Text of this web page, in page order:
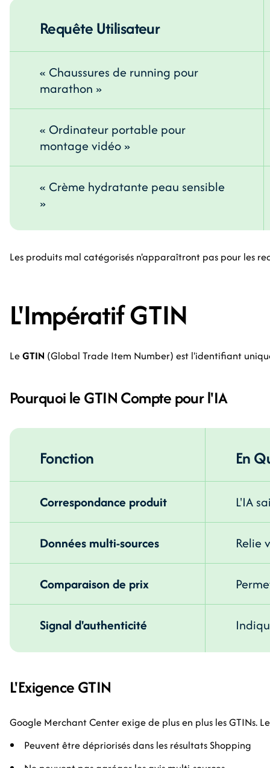
Requête Utilisateur
« Chaussures de running pour
marathon »
« Ordinateur portable pour
montage vidéo »
« Crème hydratante peau sensible
»
Les produits mal catégorisés n'apparaîtront pas pour les
L'Impératif GTIN
LeGTIN (Global Trade Item Number) est l'identifiant
Pourquoi le GTIN Compte pour l'IA
Fonction En
Correspondance produit L'IA
Données multi-sources Relie
Comparaison de prix
Signal d'authenticité
L'Exigence GTIN
Google Merchant Center exige de plus en plus les GTINs.
Peuvent être dépriorisés dans les résultats Shopping